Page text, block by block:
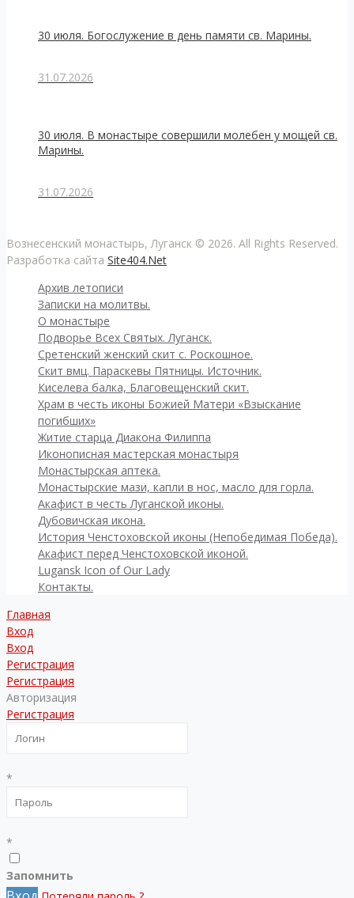
30 июля. Богослужение в день памяти св. Марины.
31.07.2026
30 июля. В монастыре совершили молебен у мощей св.
Марины.
31.07.2026
Вознесенский монастырь, Луганск © 2026. All Rights Reserved.
Разработка сайта Site404.Net
Архив летописи
Записки на молитвы.
О монастыре
Подворье Всех Святых. Луганск.
Сретенский женский скит с. Роскошное.
Скит вмц. Параскевы Пятницы. Источник.
Киселева балка, Благовещенский скит.
Храм в честь иконы Божией Матери «Взыскание
погибших»
Житие старца Диакона Филиппа
Иконописная мастерская монастыря
Монастырская аптека.
Монастырские мази, капли в нос, масло для горла.
Акафист в честь Луганской иконы.
Дубовичская икона.
История Ченстоховской иконы (Непобедимая Победа).
Акафист перед Ченстоховской иконой.
Lugansk Icon of Our Lady
Контакты.
Главная
Вход
Вход
Регистрация
Регистрация
Авторизация
Регистрация
*
*
Запомнить